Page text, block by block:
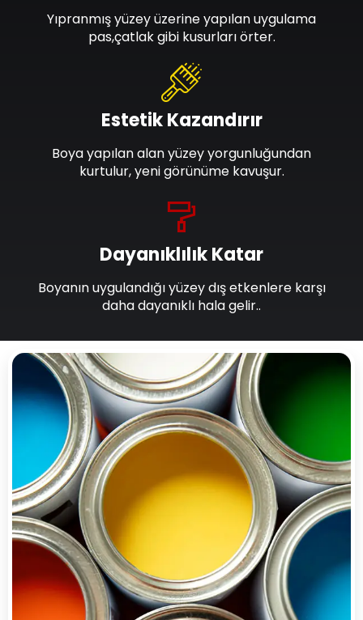
Dayanıklılık Katar
Boyanın uygulandığı yüzey dış etkenlere karşı
daha dayanıklı hala gelir..
Estetik Kazandırır
Boya yapılan alan yüzey yorgunluğundan
kurtulur, yeni görünüme kavuşur.
Yıpranmış yüzey üzerine yapılan uygulama
pas,çatlak gibi kusurları örter.